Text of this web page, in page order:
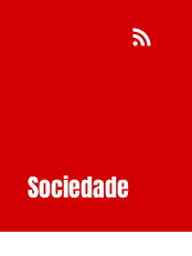
Sociedade